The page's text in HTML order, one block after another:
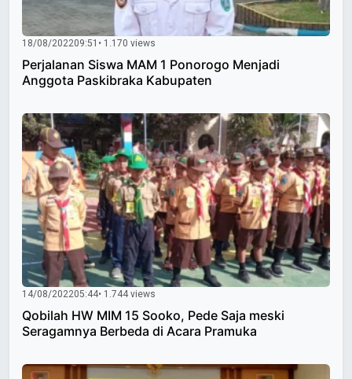
18/08/202209:51 • 1.170 views
Perjalanan Siswa MAM 1 Ponorogo Menjadi
Anggota Paskibraka Kabupaten
14/08/202205:44• 1.744 views
Qobilah HW MIM 15 Sooko, Pede Saja meski
Seragamnya Berbeda di Acara Pramuka